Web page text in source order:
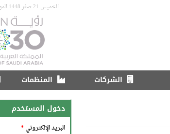
الخميس 21 صفر 1448 الموافق أغسطس 6, 2026
الشركات المنظمات
دخول المستخدم
البريد الإلكتروني*